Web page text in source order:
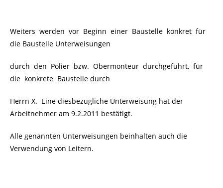
Weiters werden vor Beginn einer Baustelle konkret für
die Baustelle Unterweisungen
durch den Polier bzw. Obermonteur durchgeführt, für
die konkrete Baustelle durch
Herrn X. Eine diesbezügliche Unterweisung hat der
Arbeitnehmer am 9.2.2011 bestätigt.
Alle genannten Unterweisungen beinhalten auch die
Verwendung von Leitern.